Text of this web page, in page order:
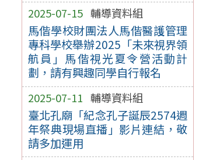
2025-07-15 輔導資料組
馬偕學校財團法人馬偕醫護管理
專科學校舉辦2025「未來視界領
航員」馬偕視光夏令營活動計
劃，請有興趣同學自行報名
2025-07-11 輔導資料組
臺北孔廟「紀念孔子誕辰2574週
年祭典現場直播」影片連結，敬
請多加運用